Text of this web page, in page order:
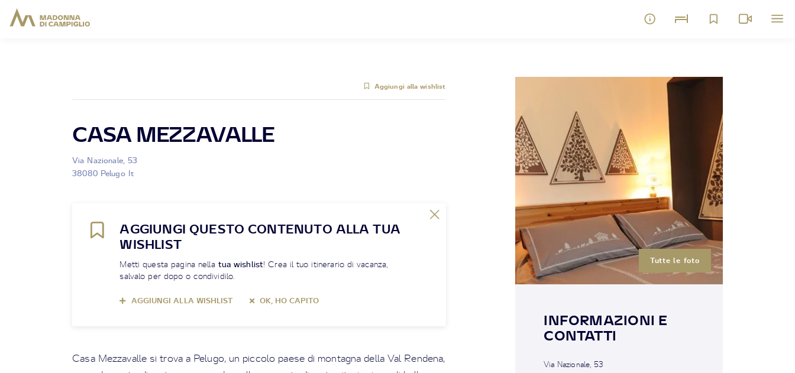
Aggiungi alla wishlist
CASA MEZZAVALLE
Via Nazionale, 53
38080 Pelugo It
AGGIUNGI QUESTO CONTENUTO ALLA TUA
WISHLIST
Metti questa pagina nella tua wishlist! Crea il tuo itinerario di vacanza,
salvalo per dopo o condividilo.
AGGIUNGI ALLA WISHLIST OK, HO CAPITO
Casa Mezzavalle si trova a Pelugo, un piccolo paese di montagna della Val Rendena,
Tutte le foto
INFORMAZIONI E
CONTATTI
Via Nazionale, 53